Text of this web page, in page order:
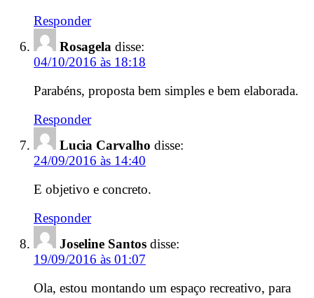
Responder
Rosagela disse:
04/10/2016 às 18:18
Parabéns, proposta bem simples e bem elaborada.
Responder
Lucia Carvalho disse:
24/09/2016 às 14:40
E objetivo e concreto.
Responder
Joseline Santos disse:
19/09/2016 às 01:07
Ola, estou montando um espaço recreativo, para